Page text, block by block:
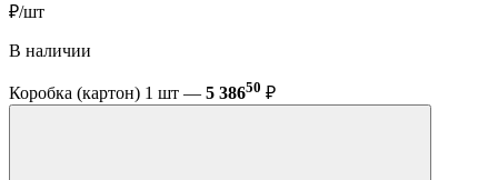
₽/шт
В наличии
Коробка (картон) 1 шт — 5 38650 ₽